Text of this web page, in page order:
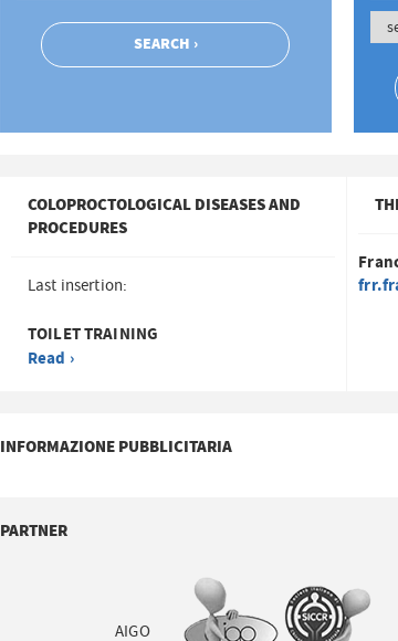
COLOPROCTOLOGICAL DISEASES AND
PROCEDURES
Last insertion:
TOILET TRAINING
Read ›
INFORMAZIONE PUBBLICITARIA
PARTNER
AIGO